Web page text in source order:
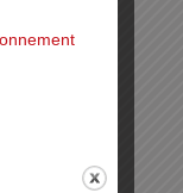
de